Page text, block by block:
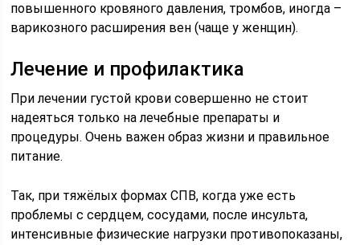
повышенного кровяного давления, тромбов, иногда –
варикозного расширения вен (чаще у женщин).
Лечение и профилактика
При лечении густой крови совершенно не стоит
надеяться только на лечебные препараты и
процедуры. Очень важен образ жизни и правильное
питание.
Так, при тяжёлых формах СПВ, когда уже есть
проблемы с сердцем, сосудами, после инсульта,
интенсивные физические нагрузки противопоказаны,